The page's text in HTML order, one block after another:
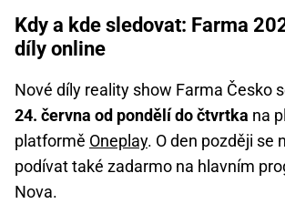
Kdy a kde sledovat: Farma
díly online
Nové díly reality show Farma Česko
24. června od pondělí do čtvrtka na
platformě Oneplay. O den později se
podívat také zadarmo na hlavním
Nova.